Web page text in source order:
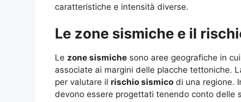
caratteristiche e intensità diverse.
Le zone sismiche e il
Le zone sismiche sono aree geografiche in
associate ai margini delle placche tettoniche.
per valutare il rischio sismico di una regione.
devono essere progettati tenendo conto delle